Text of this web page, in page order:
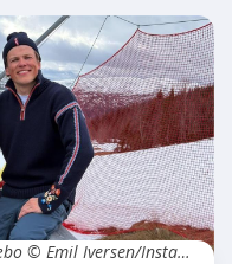
Emil Iversen e Johannes Høsflot Klæbo © Emil Iversen/Instagram